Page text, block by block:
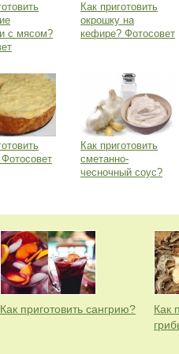
с мясом?
Как приготовить
окрошку на
кефире? Фотосовет
Как приготовить
сметанно-
чесночный соус?
Как приготовить сангрию?
Как